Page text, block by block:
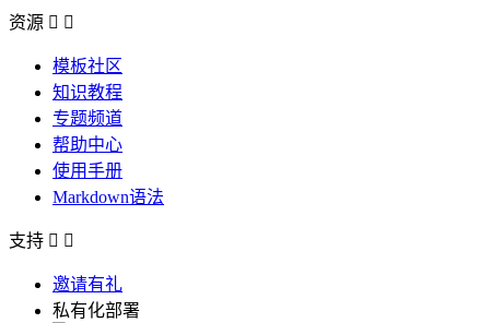
资源  
模板社区
知识教程
专题频道
帮助中心
使用手册
Markdown语法
支持  
邀请有礼
私有化部署